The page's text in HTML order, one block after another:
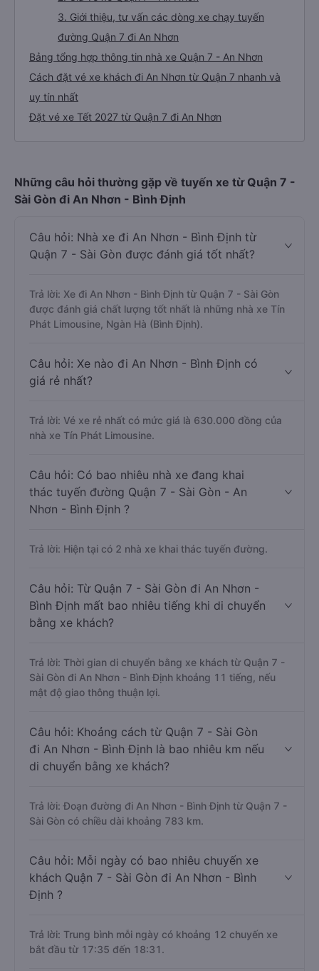
3. Giới thiệu, tư vấn các dòng xe chạy tuyến
đường Quận 7 đi An Nhơn
Bảng tổng hợp thông tin nhà xe Quận 7 - An Nhơn
Cách đặt vé xe khách đi An Nhơn từ Quận 7 nhanh và
uy tín nhất
Đặt vé xe Tết 2027 từ Quận 7 đi An Nhơn
Những câu hỏi thường gặp về tuyến xe từ Quận 7 -
Sài Gòn đi An Nhơn - Bình Định
Câu hỏi: Nhà xe đi An Nhơn - Bình Định từ
Quận 7 - Sài Gòn được đánh giá tốt nhất?
Trả lời: Xe đi An Nhơn - Bình Định từ Quận 7 - Sài Gòn
được đánh giá chất lượng tốt nhất là những nhà xe Tín
Phát Limousine, Ngàn Hà (Bình Định).
Câu hỏi: Xe nào đi An Nhơn - Bình Định có
giá rẻ nhất?
Trả lời: Vé xe rẻ nhất có mức giá là 630.000 đồng của
nhà xe Tín Phát Limousine.
Câu hỏi: Có bao nhiêu nhà xe đang khai
thác tuyến đường Quận 7 - Sài Gòn - An
Nhơn - Bình Định ?
Trả lời: Hiện tại có 2 nhà xe khai thác tuyến đường.
Câu hỏi: Từ Quận 7 - Sài Gòn đi An Nhơn -
Bình Định mất bao nhiêu tiếng khi di chuyển
bằng xe khách?
Trả lời: Thời gian di chuyển bằng xe khách từ Quận 7 -
Sài Gòn đi An Nhơn - Bình Định khoảng 11 tiếng, nếu
mật độ giao thông thuận lợi.
Câu hỏi: Khoảng cách từ Quận 7 - Sài Gòn
đi An Nhơn - Bình Định là bao nhiêu km nếu
di chuyển bằng xe khách?
Trả lời: Đoạn đường đi An Nhơn - Bình Định từ Quận 7 -
Sài Gòn có chiều dài khoảng 783 km.
Câu hỏi: Mỗi ngày có bao nhiêu chuyến xe
khách Quận 7 - Sài Gòn đi An Nhơn - Bình
Định ?
Trả lời: Trung bình mỗi ngày có khoảng 12 chuyến xe
bắt đầu từ 17:35 đến 18:31.